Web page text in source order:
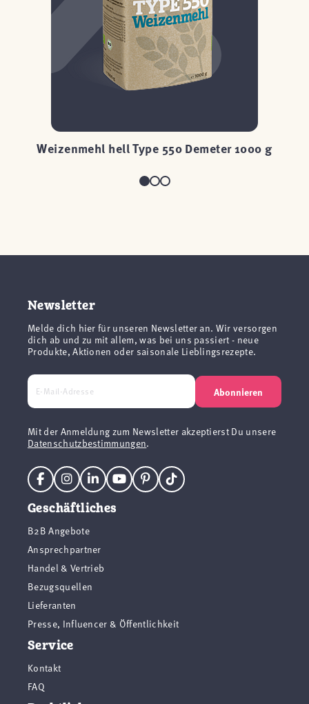
Weizenmehl hell Type 550 Demeter 1000 g
Newsletter
Melde dich hier für unseren Newsletter an. Wir versorgen
dich ab und zu mit allem, was bei uns passiert - neue
Produkte, Aktionen oder saisonale Lieblingsrezepte.
Abonnieren
Mit der Anmeldung zum Newsletter akzeptierst Du unsere
Datenschutzbestimmungen.
Geschäftliches
B2B Angebote
Ansprechpartner
Handel & Vertrieb
Bezugsquellen
Lieferanten
Presse, Influencer & Öffentlichkeit
Service
Kontakt
FAQ